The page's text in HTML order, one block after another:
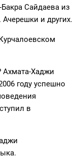
Сайдаева из
и других.
Ахмата-Хаджи
году успешно
в